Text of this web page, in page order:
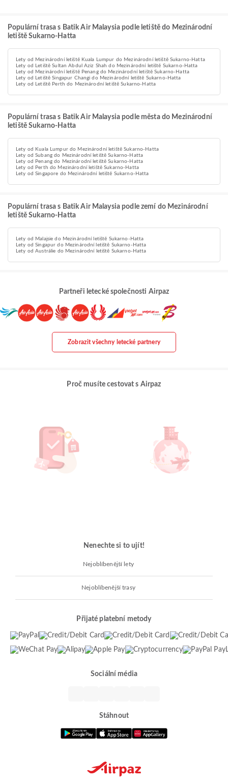
Populární trasa s Batik Air Malaysia podle letiště do Mezinárodní
letiště Sukarno-Hatta
Lety od Mezinárodní letiště Kuala Lumpur do Mezinárodní letiště Sukarno-Hatta
Lety od Letiště Sultan Abdul Aziz Shah do Mezinárodní letiště Sukarno-Hatta
Lety od Mezinárodní letiště Penang do Mezinárodní letiště Sukarno-Hatta
Lety od Letiště Singapur Changi do Mezinárodní letiště Sukarno-Hatta
Lety od Letiště Perth do Mezinárodní letiště Sukarno-Hatta
Populární trasa s Batik Air Malaysia podle města do Mezinárodní
letiště Sukarno-Hatta
Lety od Kuala Lumpur do Mezinárodní letiště Sukarno-Hatta
Lety od Subang do Mezinárodní letiště Sukarno-Hatta
Lety od Penang do Mezinárodní letiště Sukarno-Hatta
Lety od Perth do Mezinárodní letiště Sukarno-Hatta
Lety od Singapore do Mezinárodní letiště Sukarno-Hatta
Populární trasa s Batik Air Malaysia podle zemí do Mezinárodní
letiště Sukarno-Hatta
Lety od Malajsie do Mezinárodní letiště Sukarno-Hatta
Lety od Singapur do Mezinárodní letiště Sukarno-Hatta
Lety od Austrálie do Mezinárodní letiště Sukarno-Hatta
Partneři letecké společnosti Airpaz
Zobrazit všechny letecké partnery
Proč musíte cestovat s Airpaz
Nenechte si to ujít!
Nejoblíbenější lety
Nejoblíbenější trasy
Přijaté platební metody
Sociální média
Stáhnout